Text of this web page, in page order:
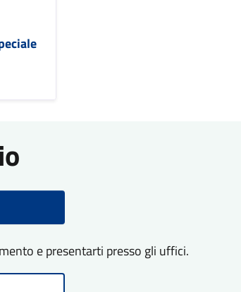
e presentarti presso gli uffici.